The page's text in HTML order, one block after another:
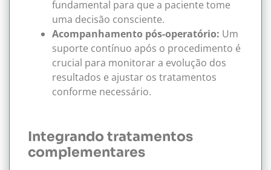
fundamental para que a paciente tome
uma decisão consciente.
Acompanhamento pós-operatório: Um
suporte contínuo após o procedimento é
crucial para monitorar a evolução dos
resultados e ajustar os tratamentos
conforme necessário.
Integrando tratamentos
complementares